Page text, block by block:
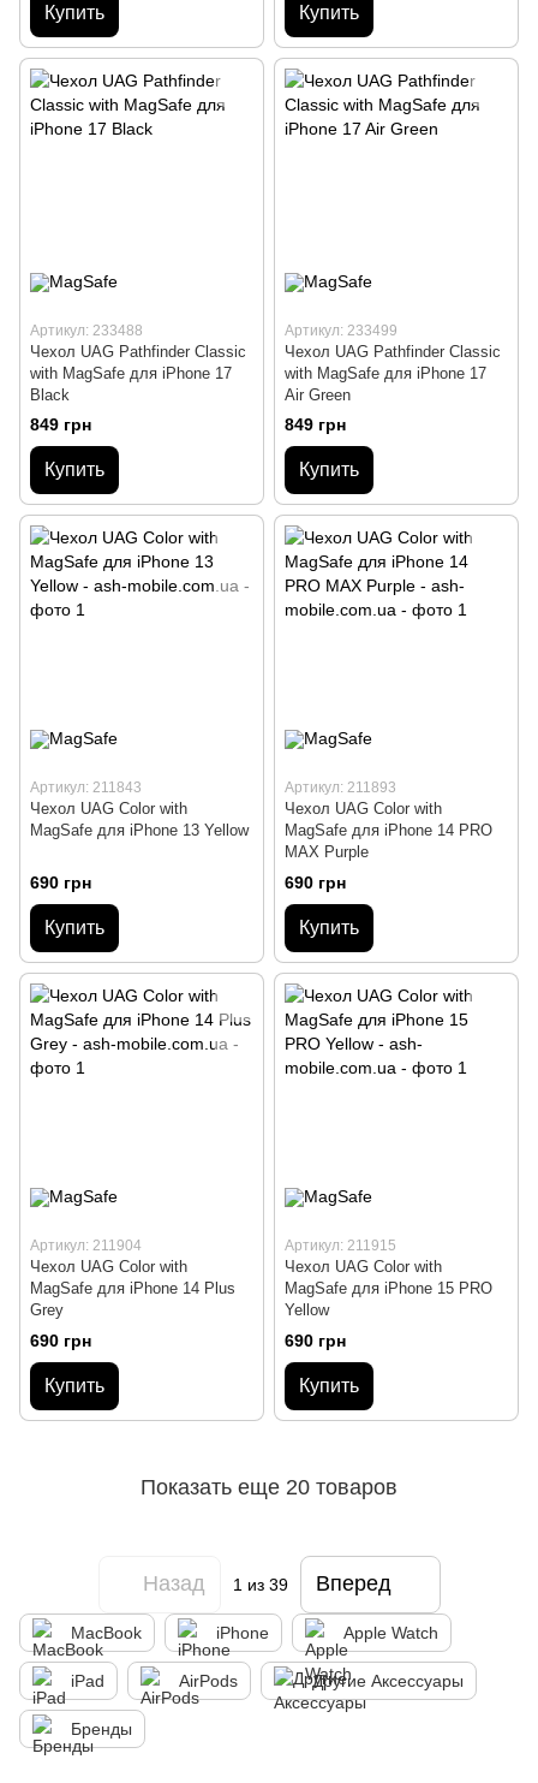
Купить Купить
Артикул: 233488
Чехол UAG Pathfinder Сlassic
with MagSafe для iPhone 17
Black
849 грн
Купить
Артикул: 233499
Чехол UAG Pathfinder Сlassic
with MagSafe для iPhone 17
Air Green
849 грн
Купить
Артикул: 211843
Чехол UAG Color with
MagSafe для iPhone 13 Yellow
690 грн
Купить
Артикул: 211893
Чехол UAG Color with
MagSafe для iPhone 14 PRO
MAX Purple
690 грн
Купить
Артикул: 211904
Чехол UAG Color with
MagSafe для iPhone 14 Plus
Grey
690 грн
Купить
Артикул: 211915
Чехол UAG Color with
MagSafe для iPhone 15 PRO
Yellow
690 грн
Купить
Показать еще 20 товаров
Назад 1 из 39 Вперед
MacBook iPhone Apple Watch
iPad AirPods Другие Аксессуары
Бренды